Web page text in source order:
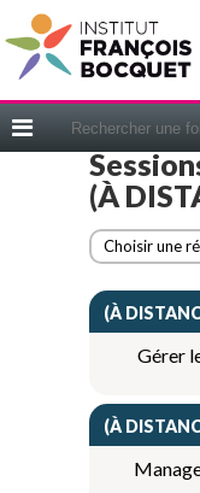
Fermer
ACCUEIL
CERIFICATIONS
INTRAS | SUR-
COACHING
NOUS CONNAÎTRE
CONSEILS MICRO-
PODCAST
WEBINAIRES
QUESTIONNAIRE
(À
Choisir une
(À
Gérer
(À